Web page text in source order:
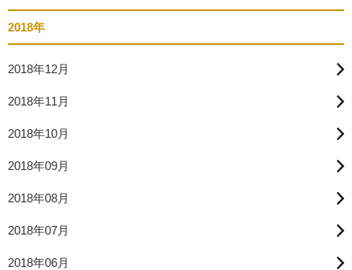
2018年
2018年12月
2018年11月
2018年10月
2018年09月
2018年08月
2018年07月
2018年06月